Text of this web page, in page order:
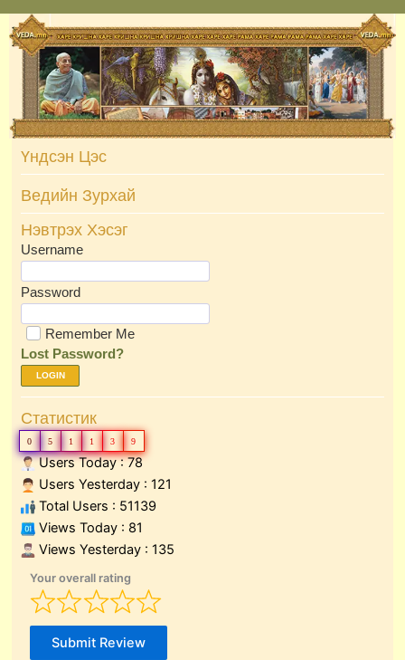
Skip
to
content
Үндсэн Цэс
Ведийн Зурхай
Нэвтрэх Хэсэг
Username
Password
Remember Me
Lost Password?
LOGIN
Статистик
0 5 1 1 3 9
Users Today : 78
Users Yesterday : 121
Total Users : 51139
Views Today : 81
Views Yesterday : 135
Your overall rating
Submit Review